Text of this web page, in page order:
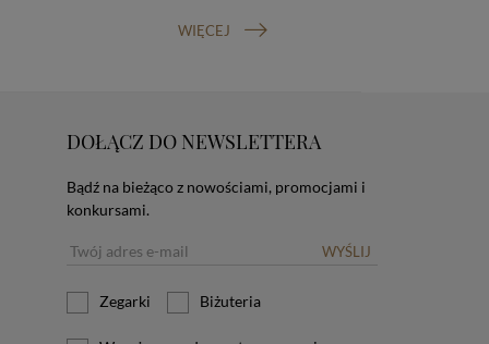
WIĘCEJ
DOŁĄCZ DO NEWSLETTERA
Bądź na bieżąco z nowościami, promocjami i
konkursami.
WYŚLIJ
Zegarki Biżuteria